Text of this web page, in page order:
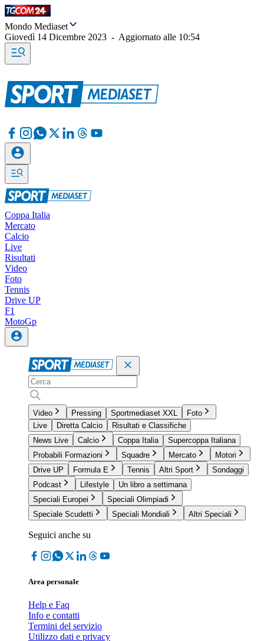
Mondo Mediaset
Giovedì 14 Dicembre 2023 - Aggiornato alle 10:54
Coppa Italia
Mercato
Calcio
Live
Risultati
Video
Foto
Tennis
Drive UP
F1
MotoGp
Video Pressing Sportmediaset XXL
Foto
Live
Diretta Calcio
Risultati e Classifiche
News Live
Calcio Coppa Italia
Supercoppa Italiana
Probabili Formazioni
Squadre Mercato
Motori
Drive UP
Formula E Tennis Altri Sport
Sondaggi
Podcast
Lifestyle
Un libro a settimana
Speciali Europei
Speciali Olimpiadi
Speciale Scudetti
Speciali Mondiali Altri Speciali
Seguici anche su
Area personale
Help e Faq
Info e contatti
Termini del servizio
Utilizzo dati e privacy